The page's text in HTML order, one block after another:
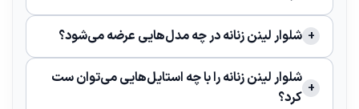
شلوار لینن زنانه در چه مدل‌هایی عرضه می‌شود؟
شلوار لینن زنانه را با چه استایل‌هایی می‌توان ست
کرد؟